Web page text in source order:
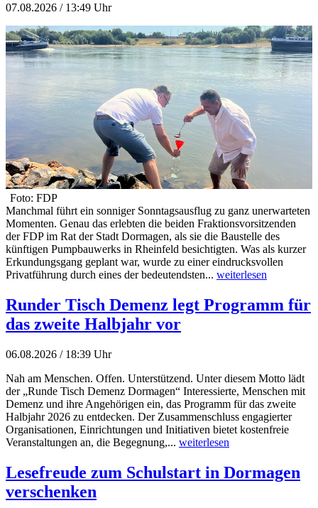
07.08.2026 / 13:49 Uhr
Foto: FDP
Manchmal führt ein sonniger Sonntagsausflug zu ganz unerwarteten
Momenten. Genau das erlebten die beiden Fraktionsvorsitzenden
der FDP im Rat der Stadt Dormagen, als sie die Baustelle des
künftigen Pumpbauwerks in Rheinfeld besichtigten. Was als kurzer
Erkundungsgang geplant war, wurde zu einer eindrucksvollen
Privatführung durch eines der bedeutendsten... weiterlesen
Runder Tisch Demenz legt Programm für
das zweite Halbjahr vor
06.08.2026 / 18:39 Uhr
Nah am Menschen. Offen. Unterstützend. Unter diesem Motto lädt
der „Runde Tisch Demenz Dormagen“ Interessierte, Menschen mit
Demenz und ihre Angehörigen ein, das Programm für das zweite
Halbjahr 2026 zu entdecken. Der Zusammenschluss engagierter
Organisationen, Einrichtungen und Initiativen bietet kostenfreie
Veranstaltungen an, die Begegnung,... weiterlesen
Lesefreude zum Schulstart in Dormagen
verschenken